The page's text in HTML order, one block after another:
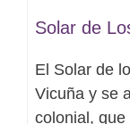
Solar de
El Solar de
Vicuña y se
colonial, que